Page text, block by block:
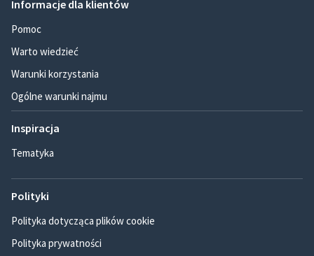
Informacje dla klientów
Pomoc
Warto wiedzieć
Warunki korzystania
Ogólne warunki najmu
Inspiracja
Tematyka
Polityki
Polityka dotycząca plików cookie
Polityka prywatności